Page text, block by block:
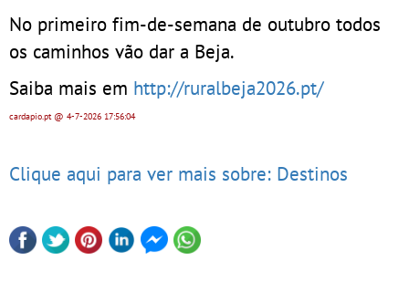
No primeiro fim-de-semana de outubro todos
os caminhos vão dar a Beja.
Saiba mais em http://ruralbeja2026.pt/
cardapio.pt@ 4-7-2026 17:56:04
Clique aqui para ver mais sobre: Destinos